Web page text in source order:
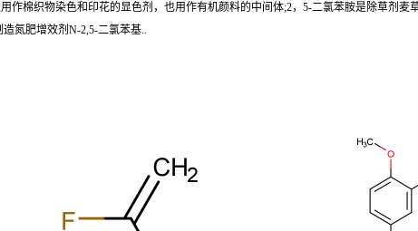
作棉织物染色和印花的显色剂，也用作有机颜料的中间体;2，5-二氯苯胺是除草剂
氮肥增效剂N-2,5-二氯苯基..